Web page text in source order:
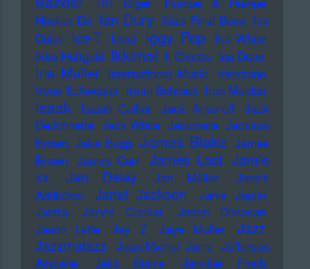
Hüsker Dü Ian Dury Ibiza Final Boss Ice
Cube
Ice-T Ideal Iggy Pop Ike White
Ikke Hüftgold Ikkimel Il Civetto Ina Deter
Ina Müller International Music Interzone
Irene Schweizer Irmin Schmidt Iron Maiden
Isaak Isaiah Collier Jack Antonoff Jack
DeJohnette Jack White Jackmate Jackson
Brown Jake Bugg James Blake James
Brown James Carr James Last Jamie
xx
Jan Delay Jan Müller
Jane's
Addiction
Janet Jackson
Janis Joplin
Jantra
Jarvis Cocker
Jason Donovan
Jason Lytle
Jay Z Jaye Muller
Jazz
Jazzmatazz Jean-Michel Jarre Jefferson
Airplane
Jello Biafra
Jennifer Finch